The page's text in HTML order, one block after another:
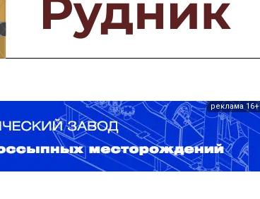
Предприятия и компании
Интервью
Выставки, Конференции
реклама 16+